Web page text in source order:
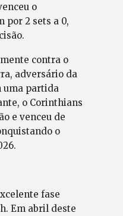
o
por 2 sets a 0,
contra o
adversário da
uma partida
o Corinthians
e venceu de
o
fase
Em abril deste